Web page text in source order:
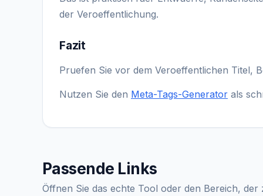
der Veroeffentlichung.
Fazit
Pruefen Sie vor dem Veroeffentlichen Titel,
Nutzen Sie den Meta-Tags-Generator als
Passende Links
Öffnen Sie das echte Tool oder den Bereich, der